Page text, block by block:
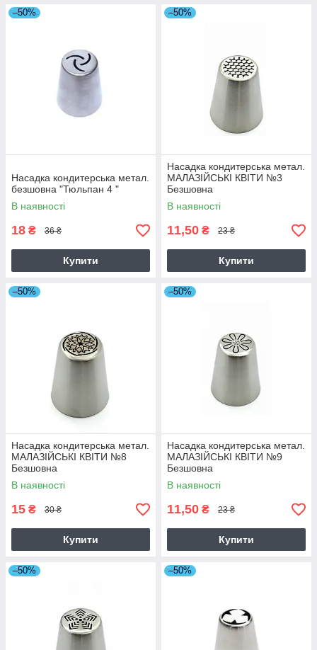
–50%
Насадка кондитерська метал.
безшовна "Тюльпан 4 "
В наявності
18 ₴ 36 ₴
Купити
–50%
Насадка кондитерська метал.
МАЛАЗІЙСЬКІ КВІТИ №3
Безшовна
В наявності
11,50 ₴ 23 ₴
Купити
–50%
Насадка кондитерська метал.
МАЛАЗІЙСЬКІ КВІТИ №8
Безшовна
В наявності
15 ₴ 30 ₴
Купити
–50%
Насадка кондитерська метал.
МАЛАЗІЙСЬКІ КВІТИ №9
Безшовна
В наявності
11,50 ₴ 23 ₴
Купити
–50% –50%